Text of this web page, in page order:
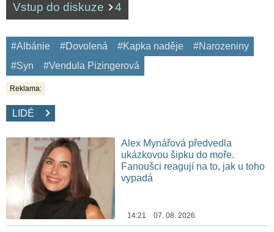
Vstup do diskuze 4
#Albánie #Dovolená #Kapka naděje
#Narozeniny
#Syn
#Vendula Pizingerová
Reklama:
LIDÉ
Alex Mynářová předvedla
ukázkovou šipku do moře.
Fanoušci reagují na to, jak u toho
vypadá
14:21 07. 08. 2026